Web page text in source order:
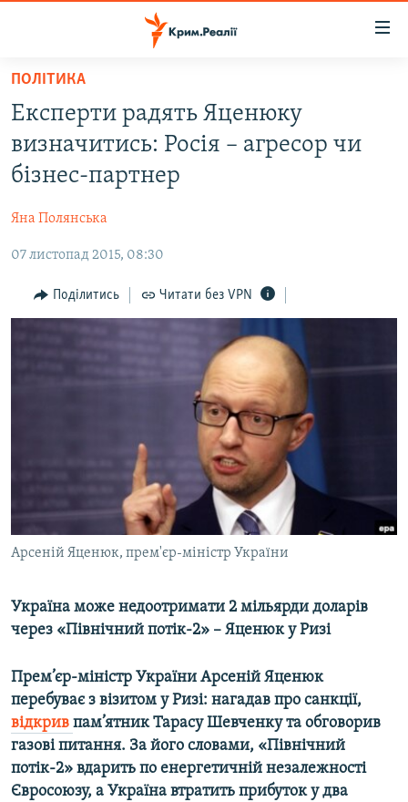
Перейти
основного
матеріалу
Перейти
до
основної
Перейти
пошуку
ВОДА.КРИМ
ВІДЕО ТА ФОТО
БЛОГИ
ПОГЛЯД
ІНТЕРВ'Ю
СПЕЦПРОЕКТИ
СВІДЧЕННЯ ОКУПАЦІЇ
УКРАЇНСЬКА ПРОБЛЕМА КРИМУ
ЯК ОБІЙТИ БЛОКУВАННЯ
Усі сайти RFE/RL
ПОЛІТИКА
Експерти радять Яценюку
визначитись: Росія – агресор чи
бізнес-партнер
Яна Полянська
07 листопад 2015, 08:30
Поділитись Читати без VPN
Арсеній Яценюк, прем'єр-міністр України
Україна може недоотримати 2 мільярди доларів
через «Північний потік-2» – Яценюк у Ризі
Прем’єр-міністр України Арсеній Яценюк
перебуває з візитом у Ризі: нагадав про санкції,
відкрив пам’ятник Тарасу Шевченку та обговорив
газові питання. За його словами, «Північний
потік-2» вдарить по енергетичній незалежності
Євросоюзу, а Україна втратить прибуток у два